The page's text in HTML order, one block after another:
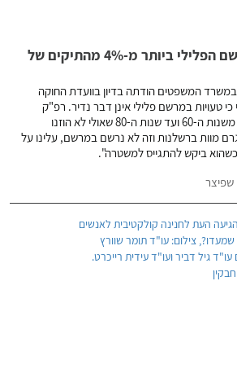
נחשף: טעויות במרשם הפלילי ביותר מ-4% מהתיקים של
המשפטים הודתה בדיון בוועדת החוקה
טעויות במרשם פלילי אינן דבר נדיר. רפ"ק
ליאורה סולטן:"יש גזרי דין משנות ה-60 ועד שנות ה-80 שאולי לא הוזנו
מוות ברשלנות וזה לא נרשם במרשם, עלינו על
ביקש להתגייס למשטרה".
שפיצר